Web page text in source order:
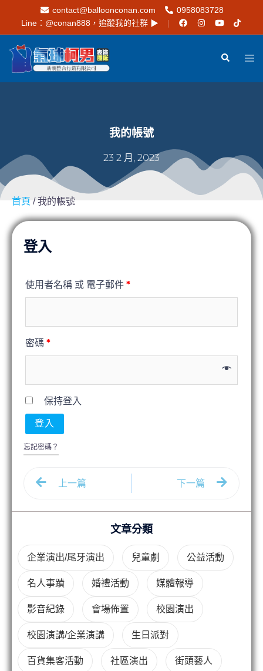
contact@balloonconan.com
0958083728
Line： @conan888 ，追蹤我的社群 ▶︎
我的帳號
23 2 月, 2023
首頁 / 我的帳號
登入
使用者名稱 或 電子郵件 *
密碼 *
保持登入
登入
忘記密碼？
上一篇 下一篇
文章分類
企業演出/尾牙演出 兒童劇 公益活動
名人事蹟 婚禮活動 媒體報導
影音紀錄 會場佈置 校園演出
校園演講/企業演講 生日派對
百貨集客活動 社區演出 街頭藝人